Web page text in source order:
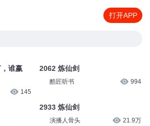
打开APP
谁赢
145
2062 炼仙剑
酷匠听书 994
2933 炼仙剑
演播人骨头 21.9万